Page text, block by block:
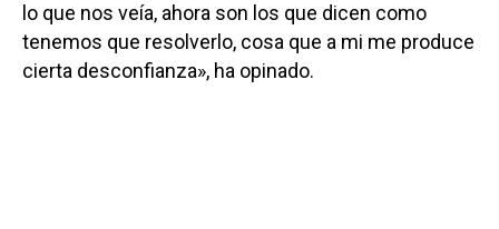
lo que nos veía, ahora son los que dicen como
tenemos que resolverlo, cosa que a mi me produce
cierta desconfianza», ha opinado.